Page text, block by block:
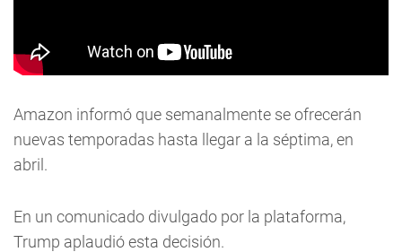
Amazon informó que semanalmente se ofrecerán
nuevas temporadas hasta llegar a la séptima, en
abril.
En un comunicado divulgado por la plataforma,
Trump aplaudió esta decisión.